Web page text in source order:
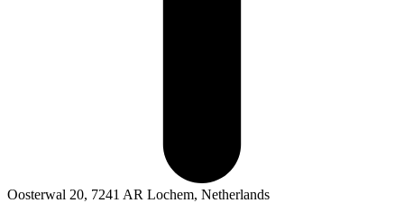
Oosterwal 20, 7241 AR Lochem, Netherlands